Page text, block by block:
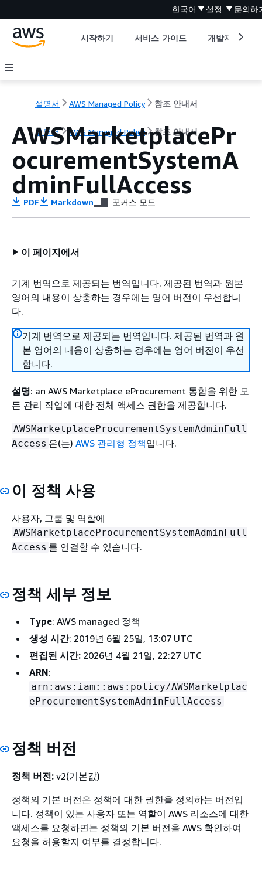
한국어 설정 문의하
시작하기 서비스 가이드 개발자 도구
설명서 AWS Managed Policy 참조 안내서
설명서 AWS Managed Policy 참조 안내서
AWSMarketplacePr
ocurementSystemA
dminFullAccess
PDF Markdown 포커스 모드
이 페이지에서
기계 번역으로 제공되는 번역입니다. 제공된 번역과 원본
영어의 내용이 상충하는 경우에는 영어 버전이 우선합니
다.
기계 번역으로 제공되는 번역입니다. 제공된 번역과 원
본 영어의 내용이 상충하는 경우에는 영어 버전이 우선
합니다.
설명: an AWS Marketplace eProcurement 통합을 위한 모
든 관리 작업에 대한 전체 액세스 권한을 제공합니다.
AWSMarketplaceProcurementSystemAdminFull
Access 은(는) AWS 관리형 정책입니다.
이 정책 사용
사용자, 그룹 및 역할에
AWSMarketplaceProcurementSystemAdminFull
Access 를 연결할 수 있습니다.
정책 세부 정보
Type: AWS managed 정책
생성 시간: 2019년 6월 25일, 13:07 UTC
편집된 시간: 2026년 4월 21일, 22:27 UTC
ARN:
arn:aws:iam::aws:policy/AWSMarketplac
eProcurementSystemAdminFullAccess
정책 버전
정책 버전: v2(기본값)
정책의 기본 버전은 정책에 대한 권한을 정의하는 버전입
니다. 정책이 있는 사용자 또는 역할이 AWS 리소스에 대한
액세스를 요청하면는 정책의 기본 버전을 AWS 확인하여
요청을 허용할지 여부를 결정합니다.